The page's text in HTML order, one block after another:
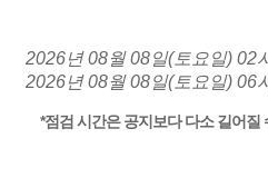
2026년 08월 08일(토요일) 02
2026년 08월 08일(토요일) 06
*점검 시간은 공지보다 다소 길어질